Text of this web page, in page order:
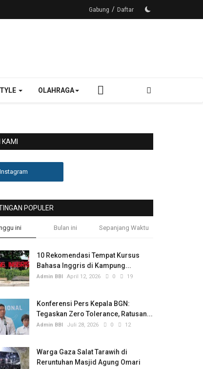
Gabung / Daftar
OLAHRAGA
KAMI
Instagram
POPULER
ini Bulan ini Sepanjang Waktu
10 Rekomendasi Tempat Kursus
Bahasa Inggris di Kampung...
Admin BBI April 12, 2026 0 19
Konferensi Pers Kepala BGN:
Tegaskan Zero Tolerance, Ratusan...
Admin BBI Juli 28, 2026 0 12
Warga Gaza Salat Tarawih di
Reruntuhan Masjid Agung Omari